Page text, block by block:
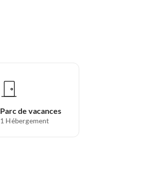
Parc de vacances
1 Hébergement